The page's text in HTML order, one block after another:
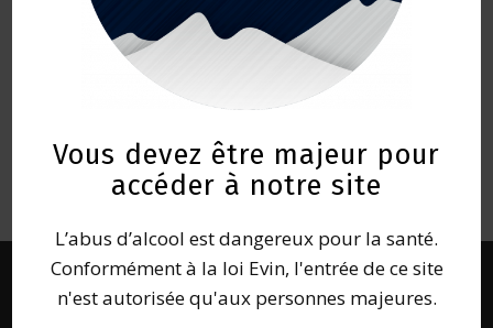
Vous devez être majeur pour
accéder à notre site
L’abus d’alcool est dangereux pour la santé.
Conformément à la loi Evin, l'entrée de ce site
n'est autorisée qu'aux personnes majeures.